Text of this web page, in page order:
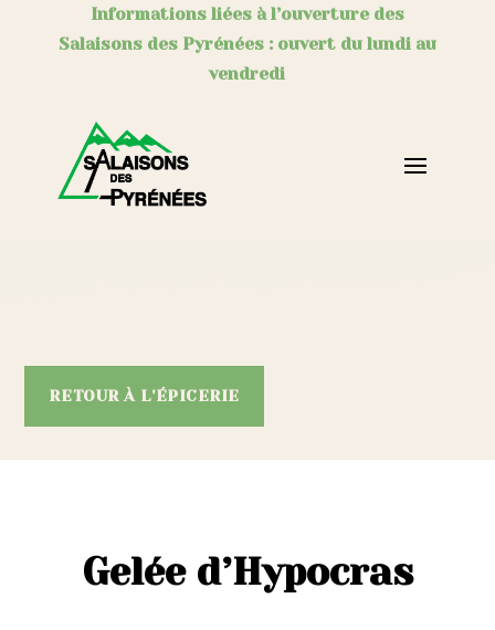
Informations liées à l’ouverture des
Salaisons des Pyrénées : ouvert du lundi au
vendredi
RETOUR À L'ÉPICERIE
Gelée d’Hypocras